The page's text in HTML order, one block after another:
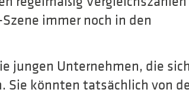
immer noch in den
jungen Unternehmen, die
Sie könnten tatsächlich von